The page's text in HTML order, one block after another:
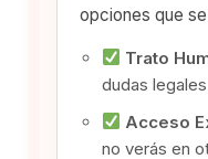
opciones que
Trato
dudas
Acceso
no verás en